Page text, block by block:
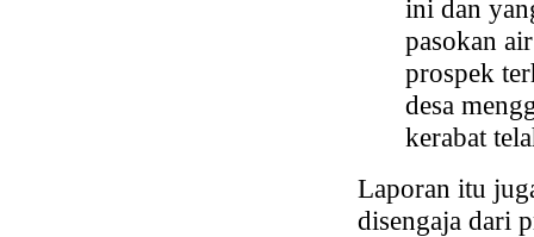
ini dan
pasokan
prospek
desa
kerabat
Laporan itu
disengaja dari